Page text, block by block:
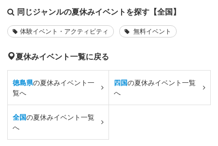
同じジャンルの夏休みイベントを探す【全国】
体験イベント・アクティビティ 無料イベント
夏休みイベント一覧に戻る
徳島県の夏休みイベント一
覧へ
四国の夏休みイベント一覧
へ
全国の夏休みイベント一覧
へ